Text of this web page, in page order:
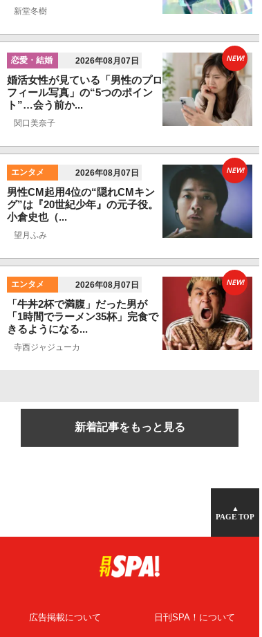
新堂冬樹
恋愛・結婚 2026年08月07日
婚活女性が見ている「男性のプロ
フィール写真」の“5つのポイン
ト”…会う前か...
関口美奈子
NEW!
エンタメ 2026年08月07日
男性CM起用4位の“隠れCMキン
グ”は『20世紀少年』の元子役。
小倉史也（...
望月ふみ
NEW!
エンタメ 2026年08月07日
「牛丼2杯で満腹」だった男が
「1時間でラーメン35杯」完食で
きるようになる...
寺西ジャジューカ
NEW!
新着記事をもっと見る
▲
PAGE TOP
広告掲載について 日刊SPA！について